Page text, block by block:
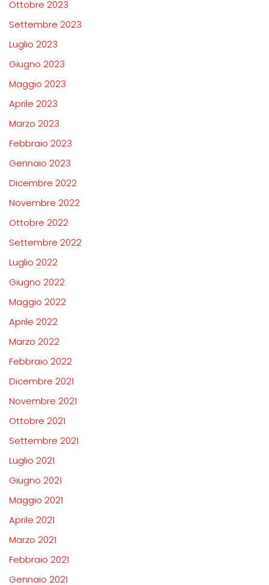
Ottobre 2023
Settembre 2023
Luglio 2023
Giugno 2023
Maggio 2023
Aprile 2023
Marzo 2023
Febbraio 2023
Gennaio 2023
Dicembre 2022
Novembre 2022
Ottobre 2022
Settembre 2022
Luglio 2022
Giugno 2022
Maggio 2022
Aprile 2022
Marzo 2022
Febbraio 2022
Dicembre 2021
Novembre 2021
Ottobre 2021
Settembre 2021
Luglio 2021
Giugno 2021
Maggio 2021
Aprile 2021
Marzo 2021
Febbraio 2021
Gennaio 2021